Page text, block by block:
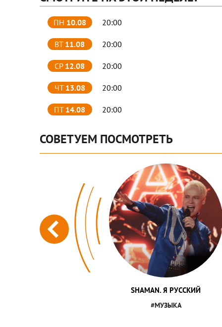
ПН 10.08 20:00
ВТ 11.08 20:00
СР 12.08 20:00
ЧТ 13.08 20:00
ПТ 14.08 20:00
СОВЕТУЕМ ПОСМОТРЕТЬ
SHAMAN. Я РУССКИЙ
#МУЗЫКА